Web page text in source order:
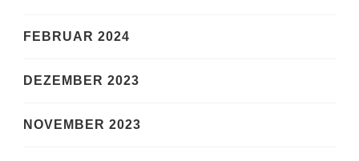
FEBRUAR 2024
DEZEMBER 2023
NOVEMBER 2023